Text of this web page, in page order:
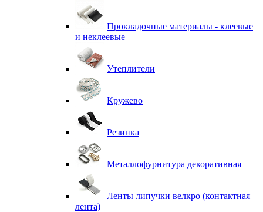
Прокладочные материалы - клеевые
и неклеевые
Утеплители
Кружево
Резинка
Металлофурнитура декоративная
Ленты липучки велкро (контактная
лента)